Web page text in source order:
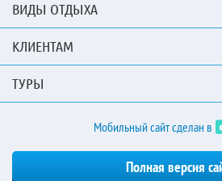
ВИДЫ ОТДЫХА
КЛИЕНТАМ
ТУРЫ
Мобильный сайт сделан в
Полная версия